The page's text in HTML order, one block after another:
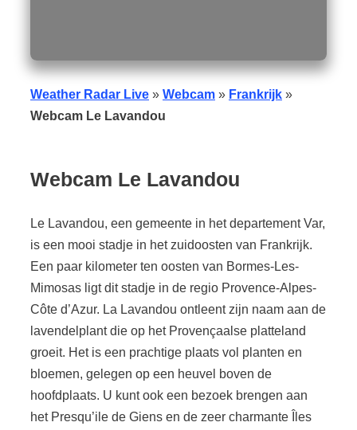
Weather Radar Live » Webcam » Frankrijk »
Webcam Le Lavandou
Webcam Le Lavandou
Le Lavandou, een gemeente in het departement Var,
is een mooi stadje in het zuidoosten van Frankrijk.
Een paar kilometer ten oosten van Bormes-Les-
Mimosas ligt dit stadje in de regio Provence-Alpes-
Côte d’Azur. La Lavandou ontleent zijn naam aan de
lavendelplant die op het Provençaalse platteland
groeit. Het is een prachtige plaats vol planten en
bloemen, gelegen op een heuvel boven de
hoofdplaats. U kunt ook een bezoek brengen aan
het Presqu’ile de Giens en de zeer charmante Îles